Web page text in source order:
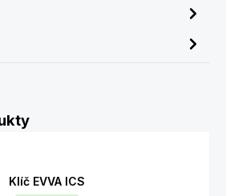
Klíč EVVA ICS